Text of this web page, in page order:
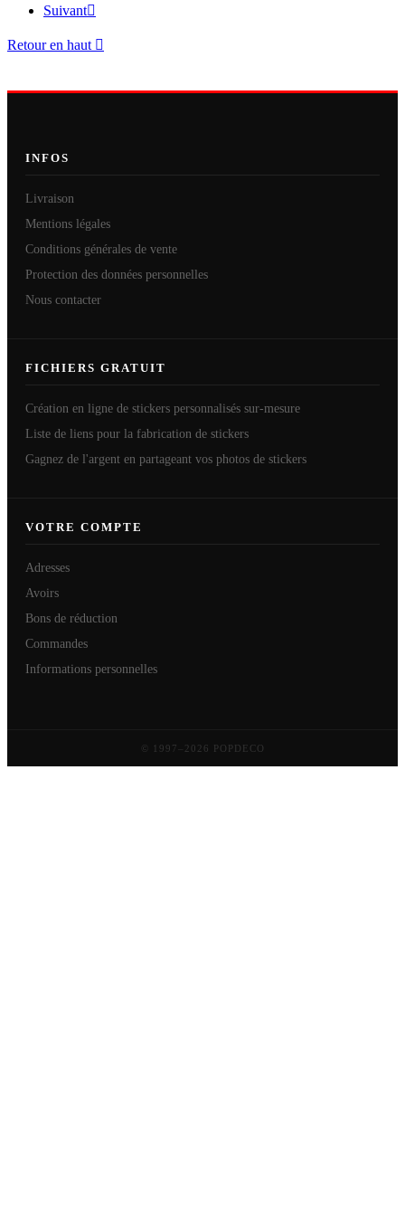
Suivant
Retour en haut 
INFOS
Livraison
Mentions légales
Conditions générales de vente
Protection des données personnelles
Nous contacter
FICHIERS GRATUIT
Création en ligne de stickers personnalisés sur-mesure
Liste de liens pour la fabrication de stickers
Gagnez de l'argent en partageant vos photos de stickers
VOTRE COMPTE
Adresses
Avoirs
Bons de réduction
Commandes
Informations personnelles
© 1997–2026 POPDECO